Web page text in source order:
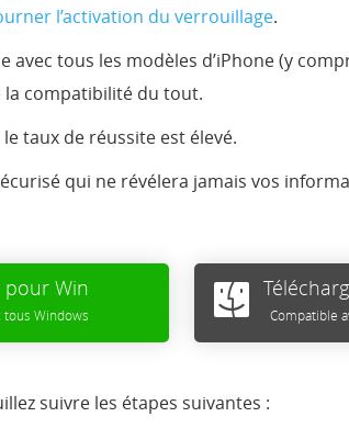
l’activation du verrouillage.
tous les modèles d’iPhone (y
la compatibilité du tout.
taux de réussite est élevé.
qui ne révélera jamais vos
pour Win
tous Windows Compatible
suivre les étapes suivantes :